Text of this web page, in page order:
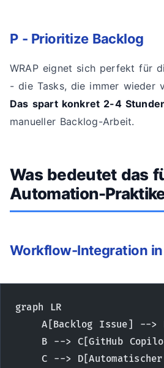
P - Prioritize Backlog
WRAP eignet sich perfekt für
- die Tasks, die immer wieder
Das spart konkret 2-4
manueller Backlog-Arbeit.
Was bedeutet das
Automation-
Workflow-Integration
graph LR
A[Backlog Issue] -->
B --> C[GitHub
C --> D[Automatischer